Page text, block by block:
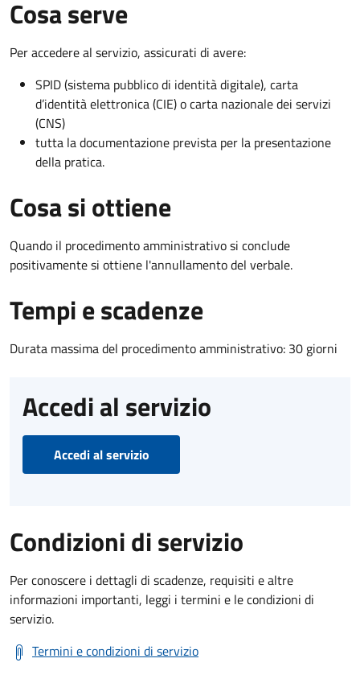
Cosa serve
Per accedere al servizio, assicurati di avere:
SPID (sistema pubblico di identità digitale), carta
d’identità elettronica (CIE) o carta nazionale dei servizi
(CNS)
tutta la documentazione prevista per la presentazione
della pratica.
Cosa si ottiene
Quando il procedimento amministrativo si conclude
positivamente si ottiene l'annullamento del verbale.
Tempi e scadenze
Durata massima del procedimento amministrativo: 30 giorni
Accedi al servizio
Accedi al servizio
Condizioni di servizio
Per conoscere i dettagli di scadenze, requisiti e altre
informazioni importanti, leggi i termini e le condizioni di
servizio.
Termini e condizioni di servizio